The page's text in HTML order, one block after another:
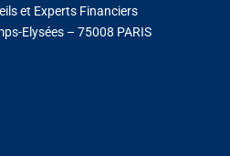
et Experts Financiers
Elysées – 75008 PARIS